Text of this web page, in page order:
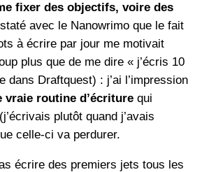
fixer des objectifs, voire des
avec le Nanowrimo que le fait
à écrire par jour me motivait
plus que de me dire « j’écris 10
dans Draftquest) : j’ai l’impression
vraie routine d’écriture qui
plutôt quand j’avais
celle-ci va perdurer.
écrire des premiers jets tous les